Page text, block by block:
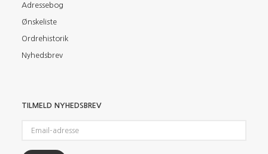
Adressebog
Ønskeliste
Ordrehistorik
Nyhedsbrev
TILMELD NYHEDSBREV
adresse